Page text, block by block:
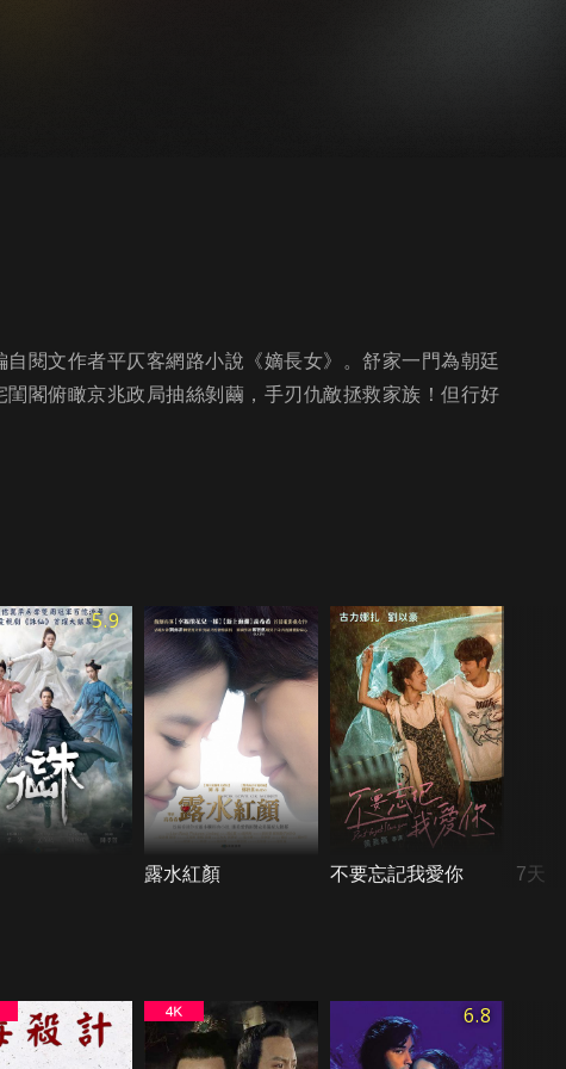
閱文作者平仄客網路小說《嫡長女》。舒家一門為朝廷
閣俯瞰京兆政局抽絲剝繭，手刃仇敵拯救家族！但行好
5.9
露水紅顏 不要忘記我愛你 7天
6.8